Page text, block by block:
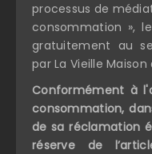
processus de
consommation »,
gratuitement au
par La Vieille Maison
Conformément à
consommation,
de sa réclamation
réserve de